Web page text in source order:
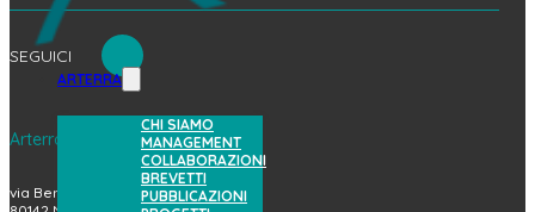
ARTERRA
CHI SIAMO
MANAGEMENT
COLLABORAZIONI
BREVETTI
PUBBLICAZIONI
SEGUICI
Arterra Bioscience S.p.A.
via Benedetto Brin, 69